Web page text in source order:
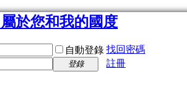
自動登錄 找回密碼
登錄
註冊